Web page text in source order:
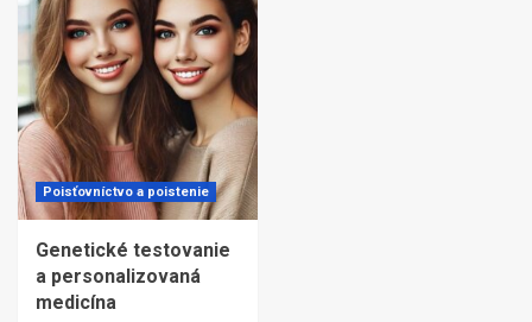
Poisťovníctvo a poistenie
Genetické testovanie
a personalizovaná
medicína